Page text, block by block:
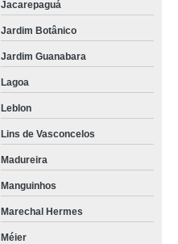
Jacarepaguá
Jardim Botânico
Jardim Guanabara
Lagoa
Leblon
Lins de Vasconcelos
Madureira
Manguinhos
Marechal Hermes
Méier